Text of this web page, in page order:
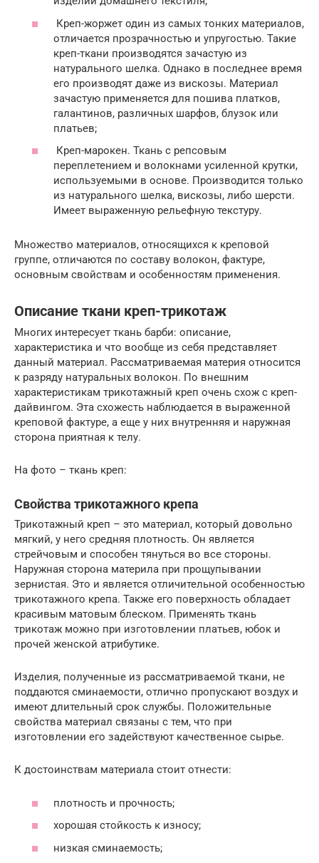
Креп-жоржет один из самых тонких материалов,
отличается прозрачностью и упругостью. Такие
креп-ткани производятся зачастую из
натурального шелка. Однако в последнее время
его производят даже из вискозы. Материал
зачастую применяется для пошива платков,
галантинов, различных шарфов, блузок или
платьев;
Креп-марокен. Ткань с репсовым
переплетением и волокнами усиленной крутки,
используемыми в основе. Производится только
из натурального шелка, вискозы, либо шерсти.
Имеет выраженную рельефную текстуру.
Множество материалов, относящихся к креповой
группе, отличаются по составу волокон, фактуре,
основным свойствам и особенностям применения.
Описание ткани креп-трикотаж
Многих интересует ткань барби: описание,
характеристика и что вообще из себя представляет
данный материал. Рассматриваемая материя относится
к разряду натуральных волокон. По внешним
характеристикам трикотажный креп очень схож с креп-
дайвингом. Эта схожесть наблюдается в выраженной
креповой фактуре, а еще у них внутренняя и наружная
сторона приятная к телу.
На фото – ткань креп:
Свойства трикотажного крепа
Трикотажный креп – это материал, который довольно
мягкий, у него средняя плотность. Он является
стрейчовым и способен тянуться во все стороны.
Наружная сторона материла при прощупывании
зернистая. Это и является отличительной особенностью
трикотажного крепа. Также его поверхность обладает
красивым матовым блеском. Применять ткань
трикотаж можно при изготовлении платьев, юбок и
прочей женской атрибутике.
Изделия, полученные из рассматриваемой ткани, не
поддаются сминаемости, отлично пропускают воздух и
имеют длительный срок службы. Положительные
свойства материал связаны с тем, что при
изготовлении его задействуют качественное сырье.
К достоинствам материала стоит отнести:
плотность и прочность;
хорошая стойкость к износу;
низкая сминаемость;